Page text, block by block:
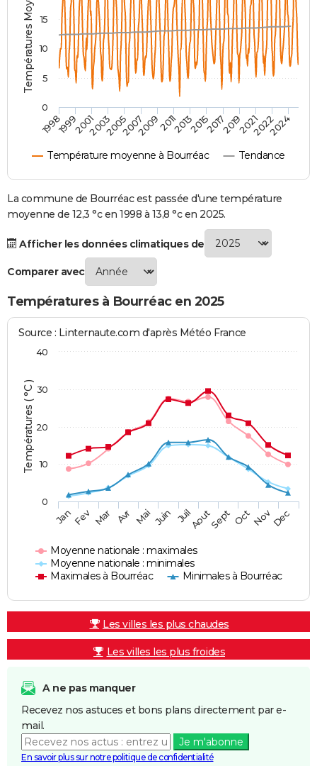
Destinations
City break
Voyage nature
Voyage de noces
Forum
Climat
PHOTO
GUIDES D'ACHAT
BONS PLANS
CARTE DE VOEUX
Carte de Noël
Carte Bonne année
Carte Saint-Valentin
Carte Pâques
Carte d'anniversaire
DICTIONNAIRE
Dictionnaire
Biographies
Citations
Expressions
Proverbes
PROGRAMME TV
S'inscrire
Se connecter
Lycées
Collèges
Primaires
Universités
Entreprises
Service militaire
Avis de recherche
AVIS DE DÉCÈS
FORUM
Bricolage
Lifestyle
Culture
Sport
Auto
Television
Voyage
Cinema
Température moyenne à Bourréac Tendance
199819992001200320052007200920112013201520172019202120222024
0
5
10
15
La commune de Bourréac est passée d'une température
moyenne de 12,3 °c en 1998 à 13,8 °c en 2025.
Afficher les données climatiques de
Comparer avec
Températures à Bourréac en 2025
Températures ( °C )
Source : Linternaute.com d'après Météo France
Moyenne nationale : maximales
Moyenne nationale : minimales
Maximales à Bourréac
Minimales à Bourréac
JanFev Mar Avr Mai Juin JuilAoutSept OctNovDec
0
10
20
30
40
Les villes les plus chaudes
Les villes les plus froides
A ne pas manquer
Recevez nos astuces et bons plans directement par e-
mail.
Je m'abonne
En savoir plus sur notre politique de confidentialité